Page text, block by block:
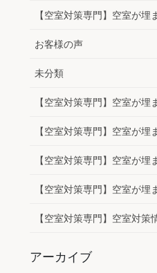
【空室対策専門】空室が埋
お客様の声
未分類
【空室対策専門】空室が埋
【空室対策専門】空室が埋
【空室対策専門】空室が埋
【空室対策専門】空室が埋
【空室対策専門】空室対策
アーカイブ